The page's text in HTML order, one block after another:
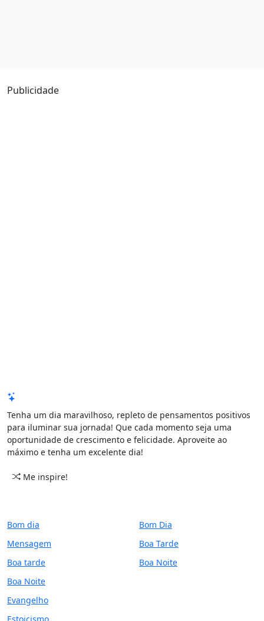
Publicidade
Tenha um dia maravilhoso, repleto de pensamentos positivos
para iluminar sua jornada! Que cada momento seja uma
oportunidade de crescimento e felicidade. Aproveite ao
máximo e tenha um excelente dia!
Me inspire!
Bom dia
Mensagem
Boa tarde
Boa Noite
Evangelho
Estoicismo
Bom Dia
Boa Tarde
Boa Noite